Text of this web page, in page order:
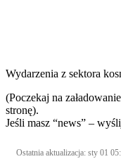
Wydarzenia z sektora
(Poczekaj na
stronę).
Jeśli masz “news” –
Ostatnia aktualizacja: sty 01